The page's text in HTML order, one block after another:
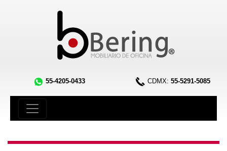
55-4205-0433 CDMX: 55-5291-5085